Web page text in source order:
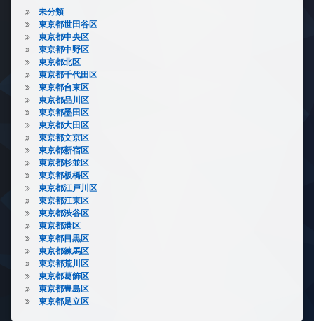
未分類
東京都世田谷区
東京都中央区
東京都中野区
東京都北区
東京都千代田区
東京都台東区
東京都品川区
東京都墨田区
東京都大田区
東京都文京区
東京都新宿区
東京都杉並区
東京都板橋区
東京都江戸川区
東京都江東区
東京都渋谷区
東京都港区
東京都目黒区
東京都練馬区
東京都荒川区
東京都葛飾区
東京都豊島区
東京都足立区